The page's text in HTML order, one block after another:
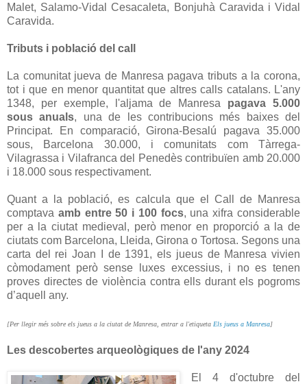
Malet, Salamo-Vidal Cesacaleta, Bonjuhà Caravida i Vidal
Caravida.
Tributs i població del call
La comunitat jueva de Manresa pagava tributs a la corona,
tot i que en menor quantitat que altres calls catalans. L'any
1348, per exemple, l'aljama de Manresa pagava 5.000
sous anuals, una de les contribucions més baixes del
Principat. En comparació, Girona-Besalú pagava 35.000
sous, Barcelona 30.000, i comunitats com Tàrrega-
Vilagrassa i Vilafranca del Penedès contribuïen amb 20.000
i 18.000 sous respectivament.
Quant a la població, es calcula que el Call de Manresa
comptava amb entre 50 i 100 focs, una xifra considerable
per a la ciutat medieval, però menor en proporció a la de
ciutats com Barcelona, Lleida, Girona o Tortosa. Segons una
carta del rei Joan I de 1391, els jueus de Manresa vivien
còmodament però sense luxes excessius, i no es tenen
proves directes de violència contra ells durant els pogroms
d’aquell any.
[Per llegir més sobre els jueus a la ciutat de Manresa, entrar a l'etiqueta Els jueus a Manresa]
Les descobertes arqueològiques de l'any 2024
El 4 d'octubre del